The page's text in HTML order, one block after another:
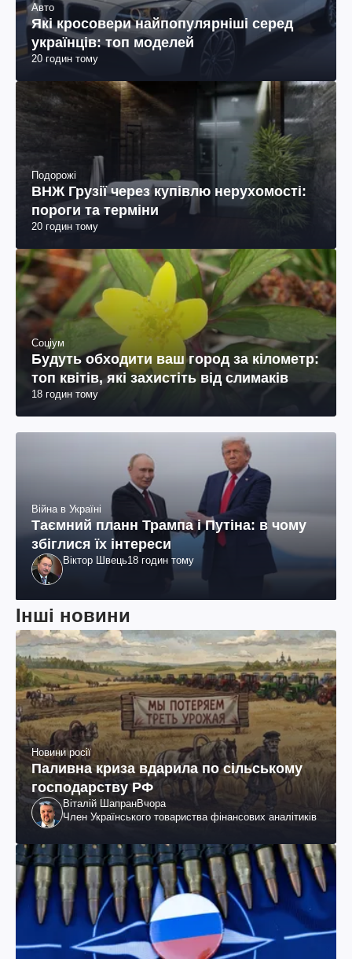
Авто
Які кросовери найпопулярніші серед
українців: топ моделей
20 годин тому
Подорожі
ВНЖ Грузії через купівлю нерухомості:
пороги та терміни
20 годин тому
Соціум
Будуть обходити ваш город за кілометр:
топ квітів, які захистіть від слимаків
18 годин тому
Війна в Україні
Таємний планн Трампа і Путіна: в чому
збіглися їх інтереси
Віктор Швець18 годин тому
Інші новини
Новини росії
Паливна криза вдарила по сільському
господарству РФ
Віталій ШапранВчора
Член Українського товариства фінансових аналітиків